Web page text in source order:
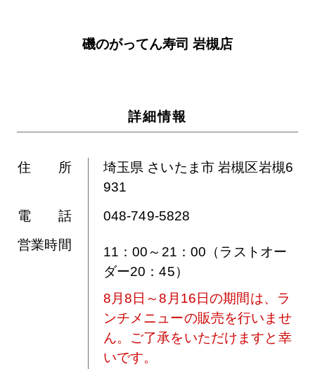
磯のがってん寿司 岩槻店
詳細情報
住 所
埼玉県 さいたま市 岩槻区岩槻6
931
電 話
048-749-5828
営業時間
11：00～21：00（ラストオー
ダー20：45）
8月8日～8月16日の期間は、ラ
ンチメニューの販売を行いませ
ん。ご了承をいただけますと幸
いです。